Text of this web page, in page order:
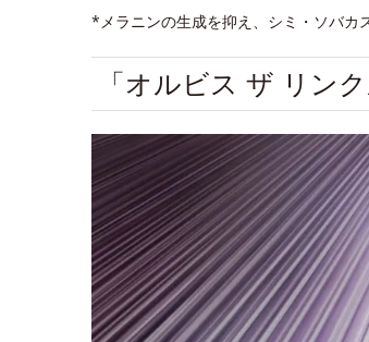
*メラニンの生成を抑え、シミ・ソバカ
「オルビス ザ リン